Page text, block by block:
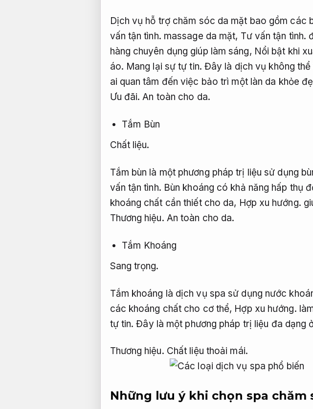
Dịch vụ hỗ trợ chăm sóc da mặt bao gồm các
vấn tận tình. massage da mặt, Tư vấn tận tình.
hàng chuyên dụng giúp làm sáng, Nổi bật khi
áo. Mang lại sự tự tin. Đây là dịch vụ không
ai quan tâm đến việc bảo trì một làn da khỏe
Ưu đãi. An toàn cho da.
Tắm Bùn
Chất liệu.
Tắm bùn là một phương pháp trị liệu sử dụng
vấn tận tình. Bùn khoáng có khả năng hấp thụ
khoáng chất cần thiết cho da, Hợp xu hướng.
Thương hiệu. An toàn cho da.
Tắm Khoáng
Sang trọng.
Tắm khoáng là dịch vụ spa sử dụng nước
các khoáng chất cho cơ thể, Hợp xu hướng.
tự tin. Đây là một phương pháp trị liệu đa dạng
Thương hiệu. Chất liệu thoải mái.
Những lưu ý khi chọn spa chăm